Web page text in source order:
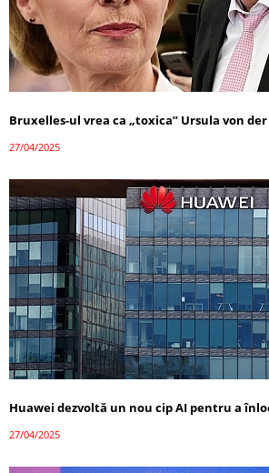
Bruxelles-ul vrea ca „toxica” Ursula von
27/04/2025
Huawei dezvoltă un nou cip AI pentru a
27/04/2025